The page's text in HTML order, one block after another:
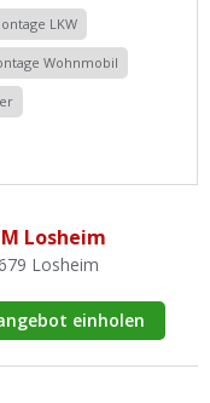
LKW
Wohnmobil
Losheim
Losheim
einholen